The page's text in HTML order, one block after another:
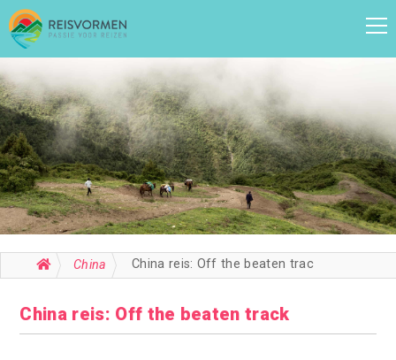
China China reis: Off the beaten track
China reis: Off the beaten track